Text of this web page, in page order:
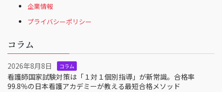
企業情報
プライバシーポリシー
コラム
2026年8月8日 コラム
看護師国家試験対策は「１対１個別指導」が新常識。合格率
99.8％の日本看護アカデミーが教える最短合格メソッド